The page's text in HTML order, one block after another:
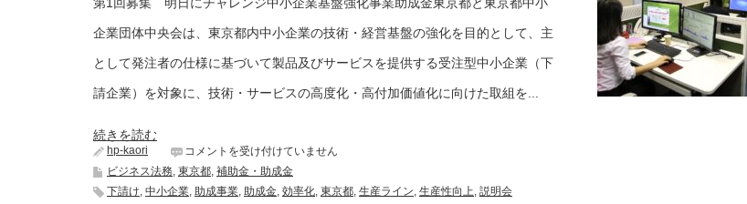
企業団体中央会は、東京都内中小企業の技術・経営基盤の強化を目的として、主
として発注者の仕様に基づいて製品及びサービスを提供する受注型中小企業（下
請企業）を対象に、技術・サービスの高度化・高付加価値化に向けた取組を...
続きを読む
hp-kaori
助
成
第
コメントを受け付けていません
ビジネス法務, 東京都, 補助金・助成金
下請け, 中小企業, 助成事業, 助成金, 効率化, 東京都, 生産ライン, 生産性向上, 説明会